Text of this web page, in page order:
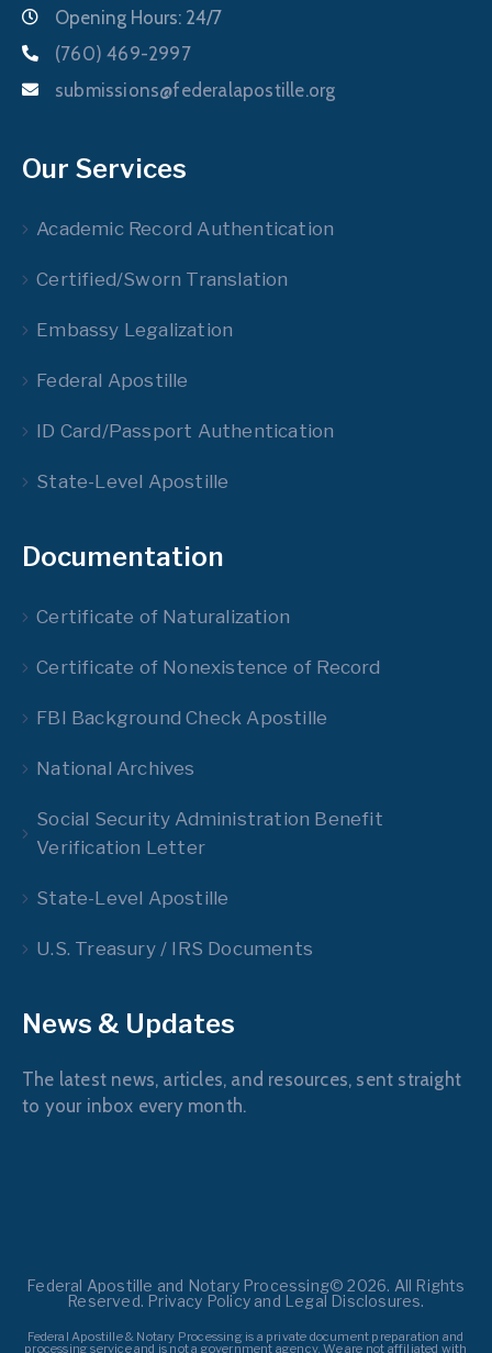
Opening Hours: 24/7
(760) 469-2997
submissions@federalapostille.org
Our Services
Academic Record Authentication
Certified/Sworn Translation
Embassy Legalization
Federal Apostille
ID Card/Passport Authentication
State-Level Apostille
Documentation
Certificate of Naturalization
Certificate of Nonexistence of Record
FBI Background Check Apostille
National Archives
Social Security Administration Benefit
Verification Letter
State-Level Apostille
U.S. Treasury / IRS Documents
News & Updates
The latest news, articles, and resources, sent straight
to your inbox every month.
Federal Apostille and Notary Processing© 2026. All Rights
Reserved. Privacy Policy and Legal Disclosures.
Federal Apostille & Notary Processing is a private document preparation and
processing service and is not a government agency. We are not affiliated with